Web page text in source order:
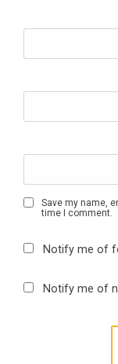
Save my name,
time I comment.
Notify me of
Notify me of